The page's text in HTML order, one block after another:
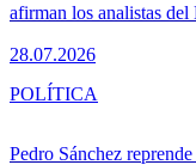
afirman los analistas del
28.07.2026
Pedro Sánchez
POLÍTICA